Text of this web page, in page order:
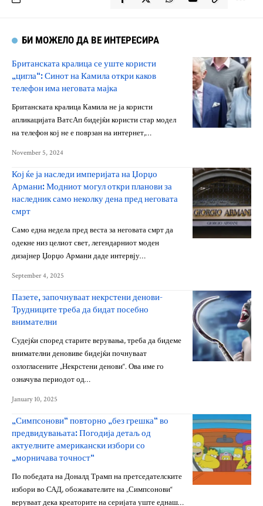
БИ МОЖЕЛО ДА ВЕ ИНТЕРЕСИРА
Британската кралица се уште користи
„цигла“: Синот на Камила откри каков
телефон има неговата мајка
Британската кралица Камила не ја користи
апликацијата ВатсАп бидејќи користи стар модел
на телефон кој не е поврзан на интернет,…
November 5, 2024
Кој ќе ја наследи империјата на Џорџо
Армани: Модниот могул откри планови за
наследник само неколку дена пред неговата
смрт
Само една недела пред веста за неговата смрт да
одекне низ целиот свет, легендарниот моден
дизајнер Џорџо Армани даде интервју…
September 4, 2025
Пазете, започнуваат некрстени денови-
Трудниците треба да бидат посебно
внимателни
Судејќи според старите верувања, треба да бидеме
внимателни деновиве бидејќи почнуваат
озлогласените „Некрстени денови“. Ова име го
означува периодот од…
January 10, 2025
„Симпсонови“ повторно „без грешка“ во
предвидувањата: Погодија детаљ од
актуелните американски избори со
„морничава точност“
По победата на Доналд Трамп на претседателските
избори во САД, обожавателите на „Симпсонови“
веруваат дека креаторите на серијата уште еднаш…